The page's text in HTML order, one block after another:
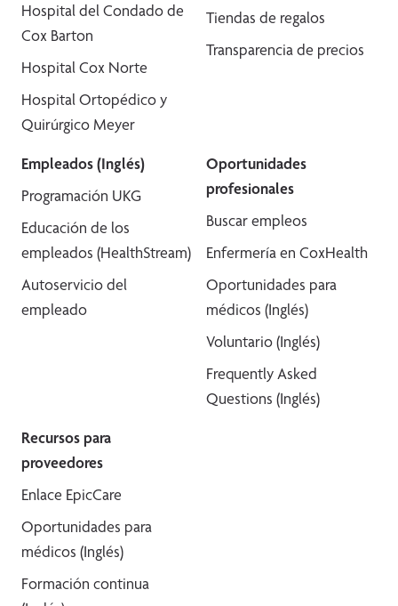
Hospital del Condado de
Cox Barton
Hospital Cox Norte
Hospital Ortopédico y
Quirúrgico Meyer
Tiendas de regalos
Transparencia de precios
Empleados (Inglés)
Programación UKG
Educación de los
empleados (HealthStream)
Autoservicio del
empleado
Oportunidades
profesionales
Buscar empleos
Enfermería en CoxHealth
Oportunidades para
médicos (Inglés)
Voluntario (Inglés)
Frequently Asked
Questions (Inglés)
Recursos para
proveedores
Enlace EpicCare
Oportunidades para
médicos (Inglés)
Formación continua